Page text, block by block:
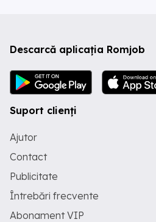
Descarcă aplicația Romjob
Suport clienți
Ajutor
Contact
Publicitate
Întrebări frecvente
Abonament VIP